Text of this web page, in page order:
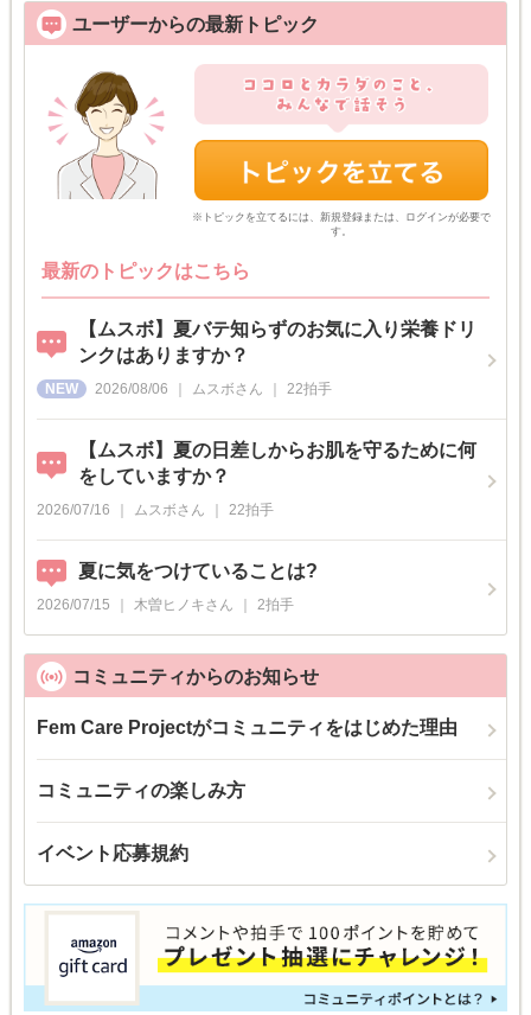
ユーザーからの最新トピック
※トピックを立てるには、新規登録または、ログインが必要で
す。
最新のトピックはこちら
【ムスボ】夏バテ知らずのお気に入り栄養ドリ
ンクはありますか？
2026/08/06 ムスボさん 22拍手
【ムスボ】夏の日差しからお肌を守るために何
をしていますか？
2026/07/16 ムスボさん 22拍手
夏に気をつけていることは?
2026/07/15 木曽ヒノキさん 2拍手
コミュニティからのお知らせ
Fem Care Projectがコミュニティをはじめた理由
コミュニティの楽しみ方
イベント応募規約